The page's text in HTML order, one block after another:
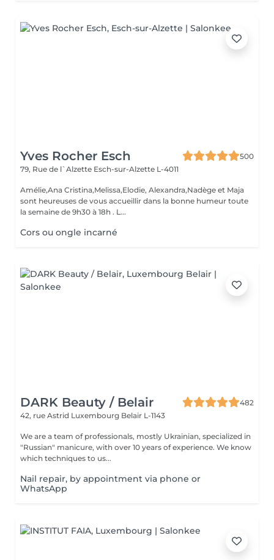
Yves Rocher Esch
500
79, Rue de l`Alzette Esch-sur-Alzette L-4011
Amélie,Ana Cristina,Melissa,Elodie, Alexandra,Nadège et Maja
sont heureuses de vous accueillir dans la bonne humeur toute
la semaine de 9h30 à 18h . L...
Cors ou ongle incarné
DARK Beauty / Belair
482
42, rue Astrid Luxembourg Belair L-1143
We are a team of professionals, mostly Ukrainian, specialized in
"Russian" manicure, with over 10 years of experience. We know
which techniques to us...
Nail repair, by appointment via phone or
WhatsApp